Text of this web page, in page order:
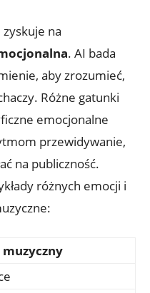
na
. AI bada
aby zrozumieć,
Różne gatunki
emocjonalne
przewidywanie,
na publiczność.
różnych emocji i